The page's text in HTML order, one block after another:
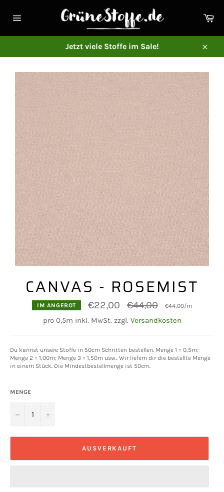
zum
Jetzt viele Stoffe im Sale!
CANVAS - ROSEMIST
IM ANGEBOT €22,00
Normaler
Preis
€44,00 €44,00/m
pro 0,5m inkl. MwSt. zzgl. Versandkosten
Du kannst unsere Stoffe in 50cm Schritten bestellen. Menge 1 = 0,5m;
Menge 2 = 1,00m; Menge 3 = 1,50m usw.. Wir liefern dir die bestellte Menge
in einem Stück. Die Mindestbestellmenge ist 50cm.
MENGE
− +
AUSVERKAUFT